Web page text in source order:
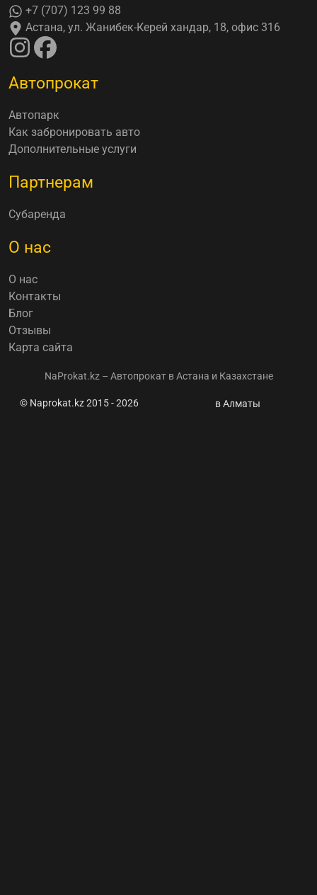
+7 (707) 123 99 88
Астана, ул. Жанибек-Керей хандар, 18, офис 316
Автопрокат
Автопарк
Как забронировать авто
Дополнительные услуги
Партнерам
Субаренда
О нас
О нас
Контакты
Блог
Отзывы
Карта сайта
NaProkat.kz – Автопрокат в Астана и Казахстане
© Naprokat.kz 2015 - 2026 в Алматы